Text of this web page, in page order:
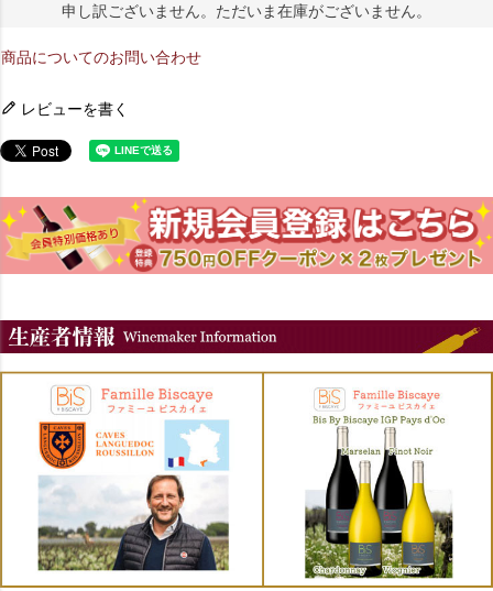
申し訳ございません。ただいま在庫がございません。
商品についてのお問い合わせ
レビューを書く